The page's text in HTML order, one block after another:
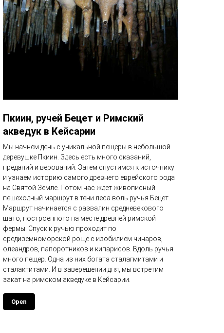
Пкиин, ручей Бецет и Римский
акведук в Кейсарии
Мы начнем день с уникальной пещеры в небольшой
деревушке Пкиин. Здесь есть много сказаний,
преданий и верований. Затем спустимся к источнику
и узнаем историю самого древнего еврейского рода
на Святой Земле. Потом нас ждет живописный
пешеходный маршрут в тени леса воль ручья Бецет.
Маршрут начинается с развалин средневекового
шато, построенного на месте древней римской
фермы. Спуск к ручью проходит по
средиземноморской роще с изобилием чинаров,
олеандров, папоротников и кипарисов. Вдоль ручья
много пещер. Одна из них богата сталагмитами и
сталактитами. И в заверешении дня, мы встретим
закат на римском акведуке в Кейсарии.
Open